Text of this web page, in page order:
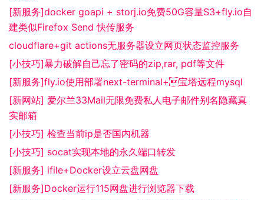
[新服务]docker goapi + storj.io免费50G容量S3+fly.io自
建类似Firefox Send 快传服务
cloudflare+git actions无服务器设立网页状态监控服务
[小技巧]暴力破解自己忘了密码的zip,rar, pdf等文件
[新服务]fly.io使用部署next-terminal+宝塔远程mysql
[新网站] 爱尔兰33Mail无限免费私人电子邮件别名隐藏真
实邮箱
[小技巧] 检查当前ip是否国内机器
[小技巧] socat实现本地的永久端口转发
[新服务] ifile+Docker设立云盘网盘
[新服务]Docker运行115网盘进行浏览器下载